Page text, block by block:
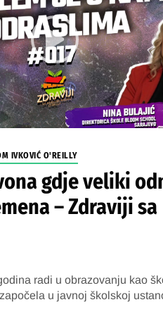
IVKOVIĆ O'REILLY
gdje veliki
– Zdraviji sa
radi u obrazovanju kao
u javnoj školskoj